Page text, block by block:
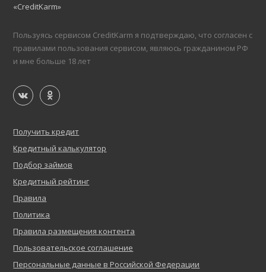
«CreditKarm»
Пользуясь сервисом CreditKarm я подтверждаю, что согласен с
правилами пользования сервисом, являюсь гражданином РФ
и мне больше 18 лет
Получить кредит
Кредитный калькулятор
Подбор займов
Кредитный рейтинг
Правила
Политика
Правила размещения контента
Пользовательское соглашение
Персональные данные в Российской Федерации